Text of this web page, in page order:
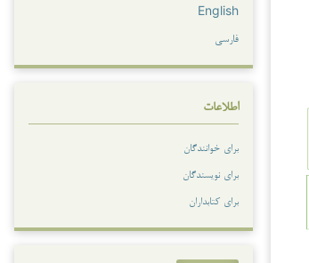
English
فارسی
اطلاعات
برای خوانندگان
برای نویسندگان
برای کتابداران